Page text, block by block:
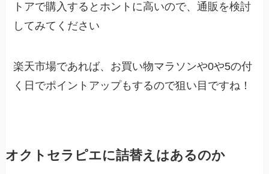
トアで購入するとホントに高いので、通販を検討
してみてください
楽天市場であれば、お買い物マラソンや0や5の付
く日でポイントアップもするので狙い目ですね！
オクトセラピエに詰替えはあるのか